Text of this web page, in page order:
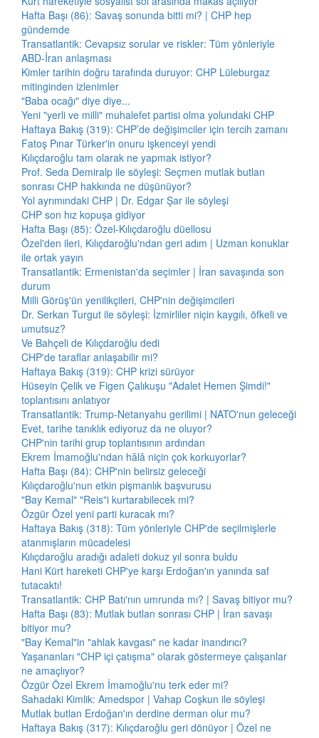
Hafta Başı (86): Savaş sonunda bitti mi? | CHP hep
gündemde
Transatlantik: Cevapsız sorular ve riskler: Tüm yönleriyle
ABD-İran anlaşması
Kimler tarihin doğru tarafında duruyor: CHP Lüleburgaz
mitinginden izlenimler
"Baba ocağı" diye diye...
Yeni "yerli ve milli" muhalefet partisi olma yolundaki CHP
Haftaya Bakış (319): CHP’de değişimciler için tercih zamanı
Fatoş Pınar Türker'in onuru işkenceyi yendi
Kılıçdaroğlu tam olarak ne yapmak istiyor?
Prof. Seda Demiralp ile söyleşi: Seçmen mutlak butlan
sonrası CHP hakkında ne düşünüyor?
Yol ayrımındaki CHP | Dr. Edgar Şar ile söyleşi
CHP son hız kopuşa gidiyor
Hafta Başı (85): Özel-Kılıçdaroğlu düellosu
Özel'den ileri, Kılıçdaroğlu'ndan geri adım | Uzman konuklar
ile ortak yayın
Transatlantik: Ermenistan'da seçimler | İran savaşında son
durum
Milli Görüş'ün yenilikçileri, CHP'nin değişimcileri
Dr. Serkan Turgut ile söyleşi: İzmirliler niçin kaygılı, öfkeli ve
umutsuz?
Ve Bahçeli de Kılıçdaroğlu dedi
CHP'de taraflar anlaşabilir mi?
Haftaya Bakış (319): CHP krizi sürüyor
Hüseyin Çelik ve Figen Çalıkuşu "Adalet Hemen Şimdi!"
toplantısını anlatıyor
Transatlantik: Trump-Netanyahu gerilimi | NATO'nun geleceği
Evet, tarihe tanıklık ediyoruz da ne oluyor?
CHP'nin tarihi grup toplantısının ardından
Ekrem İmamoğlu'ndan hâlâ niçin çok korkuyorlar?
Hafta Başı (84): CHP'nin belirsiz geleceği
Kılıçdaroğlu'nun etkin pişmanlık başvurusu
"Bay Kemal" "Reis"i kurtarabilecek mi?
Özgür Özel yeni parti kuracak mı?
Haftaya Bakış (318): Tüm yönleriyle CHP'de seçilmişlerle
atanmışların mücadelesi
Kılıçdaroğlu aradığı adaleti dokuz yıl sonra buldu
Hani Kürt hareketi CHP'ye karşı Erdoğan'ın yanında saf
tutacaktı!
Transatlantik: CHP Batı'nın umrunda mı? | Savaş bitiyor mu?
Hafta Başı (83): Mutlak butlan sonrası CHP | İran savaşı
bitiyor mu?
"Bay Kemal"in "ahlak kavgası" ne kadar inandırıcı?
Yaşananları "CHP içi çatışma" olarak göstermeye çalışanlar
ne amaçlıyor?
Özgür Özel Ekrem İmamoğlu'nu terk eder mi?
Sahadaki Kimlik: Amedspor | Vahap Coşkun ile söyleşi
Mutlak butlan Erdoğan'ın derdine derman olur mu?
Haftaya Bakış (317): Kılıçdaroğlu geri dönüyor | Özel ne